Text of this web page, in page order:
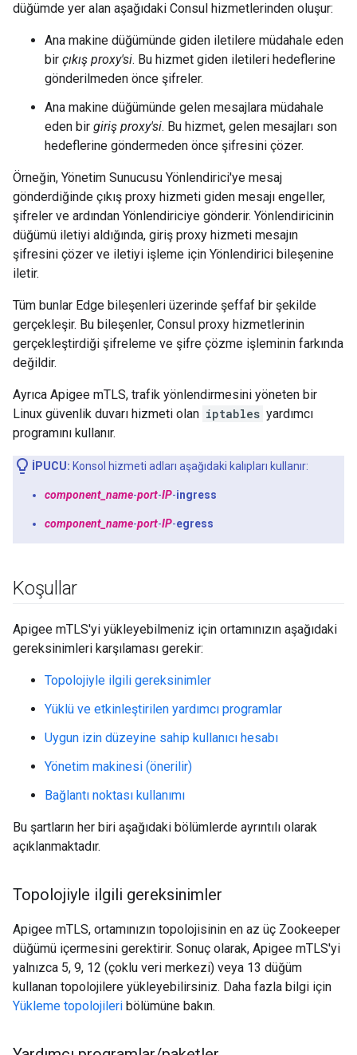
düğümde yer alan aşağıdaki Consul hizmetlerinden oluşur:
Ana makine düğümünde giden iletilere müdahale eden
bir çıkış proxy'si. Bu hizmet giden iletileri hedeflerine
gönderilmeden önce şifreler.
Ana makine düğümünde gelen mesajlara müdahale
eden bir giriş proxy'si. Bu hizmet, gelen mesajları son
hedeflerine göndermeden önce şifresini çözer.
Örneğin, Yönetim Sunucusu Yönlendirici'ye mesaj
gönderdiğinde çıkış proxy hizmeti giden mesajı engeller,
şifreler ve ardından Yönlendiriciye gönderir. Yönlendiricinin
düğümü iletiyi aldığında, giriş proxy hizmeti mesajın
şifresini çözer ve iletiyi işleme için Yönlendirici bileşenine
iletir.
Tüm bunlar Edge bileşenleri üzerinde şeffaf bir şekilde
gerçekleşir. Bu bileşenler, Consul proxy hizmetlerinin
gerçekleştirdiği şifreleme ve şifre çözme işleminin farkında
değildir.
Ayrıca Apigee mTLS, trafik yönlendirmesini yöneten bir
Linux güvenlik duvarı hizmeti olan iptables yardımcı
programını kullanır.
İPUCU: Konsol hizmeti adları aşağıdaki kalıpları kullanır:
component_name-port-IP-ingress
component_name-port-IP-egress
Koşullar
Apigee mTLS'yi yükleyebilmeniz için ortamınızın aşağıdaki
gereksinimleri karşılaması gerekir:
Topolojiyle ilgili gereksinimler
Yüklü ve etkinleştirilen yardımcı programlar
Uygun izin düzeyine sahip kullanıcı hesabı
Yönetim makinesi (önerilir)
Bağlantı noktası kullanımı
Bu şartların her biri aşağıdaki bölümlerde ayrıntılı olarak
açıklanmaktadır.
Topolojiyle ilgili gereksinimler
Apigee mTLS, ortamınızın topolojisinin en az üç Zookeeper
düğümü içermesini gerektirir. Sonuç olarak, Apigee mTLS'yi
yalnızca 5, 9, 12 (çoklu veri merkezi) veya 13 düğüm
kullanan topolojilere yükleyebilirsiniz. Daha fazla bilgi için
Yükleme topolojileri bölümüne bakın.